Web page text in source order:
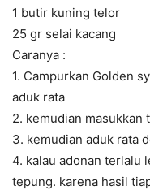
1 butir kuning telor
25 gr selai kacang
Caranya :
1. Campurkan Golden
aduk rata
2. kemudian masukkan
3. kemudian aduk rata
4. kalau adonan terlalu
tepung. karena hasil